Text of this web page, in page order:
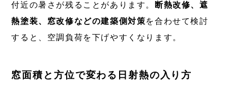
付近の暑さが残ることがあります。
断熱改修、遮
熱塗装、窓改修などの建築側対策を合わせて検討
すると、空調負荷を下げやすくなります。
窓面積と方位で変わる日射熱の入り方